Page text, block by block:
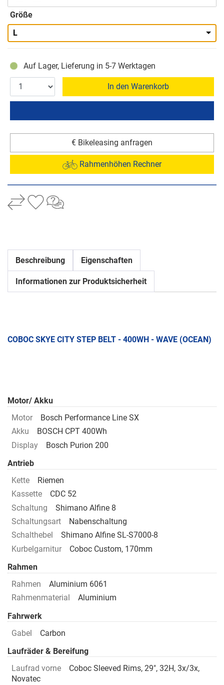
Größe
L
Auf Lager, Lieferung in 5-7 Werktagen
In den Warenkorb
€ Bikeleasing anfragen
Rahmenhöhen Rechner
Beschreibung Eigenschaften
Informationen zur Produktsicherheit
COBOC SKYE CITY STEP BELT - 400WH - WAVE (OCEAN)
Motor/ Akku
Motor
Bosch Performance Line SX
Akku
BOSCH CPT 400Wh
Display
Bosch Purion 200
Antrieb
Kette
Riemen
Kassette
CDC 52
Schaltung
Shimano Alfine 8
Schaltungsart
Nabenschaltung
Schalthebel
Shimano Alfine SL-S7000-8
Kurbelgarnitur
Coboc Custom, 170mm
Rahmen
Rahmen
Aluminium 6061
Rahmenmaterial
Aluminium
Fahrwerk
Gabel
Carbon
Laufräder & Bereifung
Laufrad vorne
Coboc Sleeved Rims, 29", 32H, 3x/3x,
Novatec